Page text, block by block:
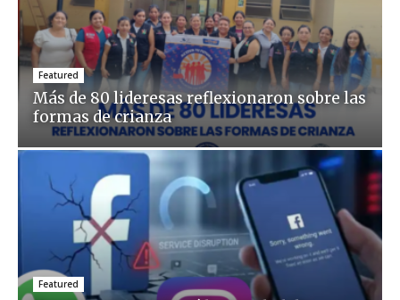
Featured
Más de 80 lideresas reflexionaron sobre las
formas de crianza
Featured